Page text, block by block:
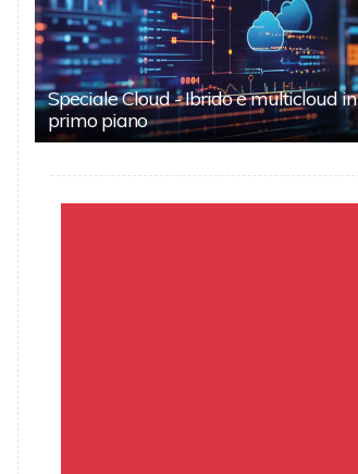
Speciale Cloud - Ibrido e multicloud in
primo piano